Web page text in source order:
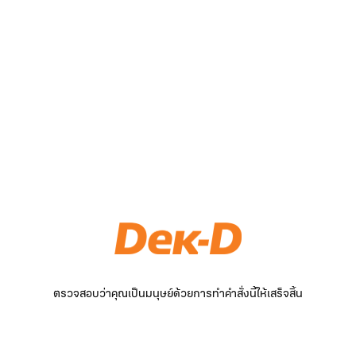
ตรวจสอบว่าคุณเป็นมนุษย์ด้วยการทำคำสั่งนี้ให้เสร็จสิ้น